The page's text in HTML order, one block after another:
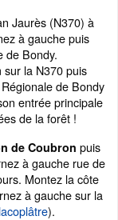
Jaurès (N370) à
à gauche puis
de Bondy.
la N370 puis
de Bondy
entrée principale
de la forêt !
de Coubron puis
à gauche rue de
Montez la côte
à gauche sur la
).